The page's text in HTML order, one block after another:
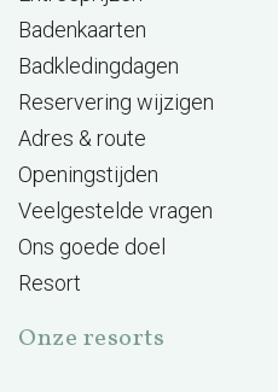
Badenkaarten
Badkledingdagen
Reservering wijzigen
Adres & route
Openingstijden
Veelgestelde vragen
Ons goede doel
Resort
Onze resorts